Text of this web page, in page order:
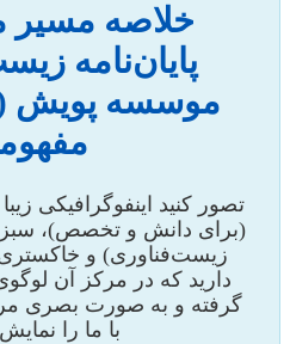
خلاصه مسیر
پایان‌نامه
موسسه پویش
تصور کنید اینفوگرافیکی
(برای دانش و تخصص)،
زیست‌فناوری) و خاکستری
دارید که در مرکز آن
گرفته و به صورت بصری
با ما را